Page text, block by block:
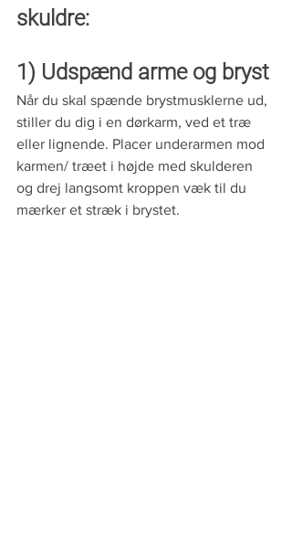
skuldre:
1) Udspænd arme og bryst
Når du skal spænde brystmusklerne ud,
stiller du dig i en dørkarm, ved et træ
eller lignende. Placer underarmen mod
karmen/ træet i højde med skulderen
og drej langsomt kroppen væk til du
mærker et stræk i brystet.